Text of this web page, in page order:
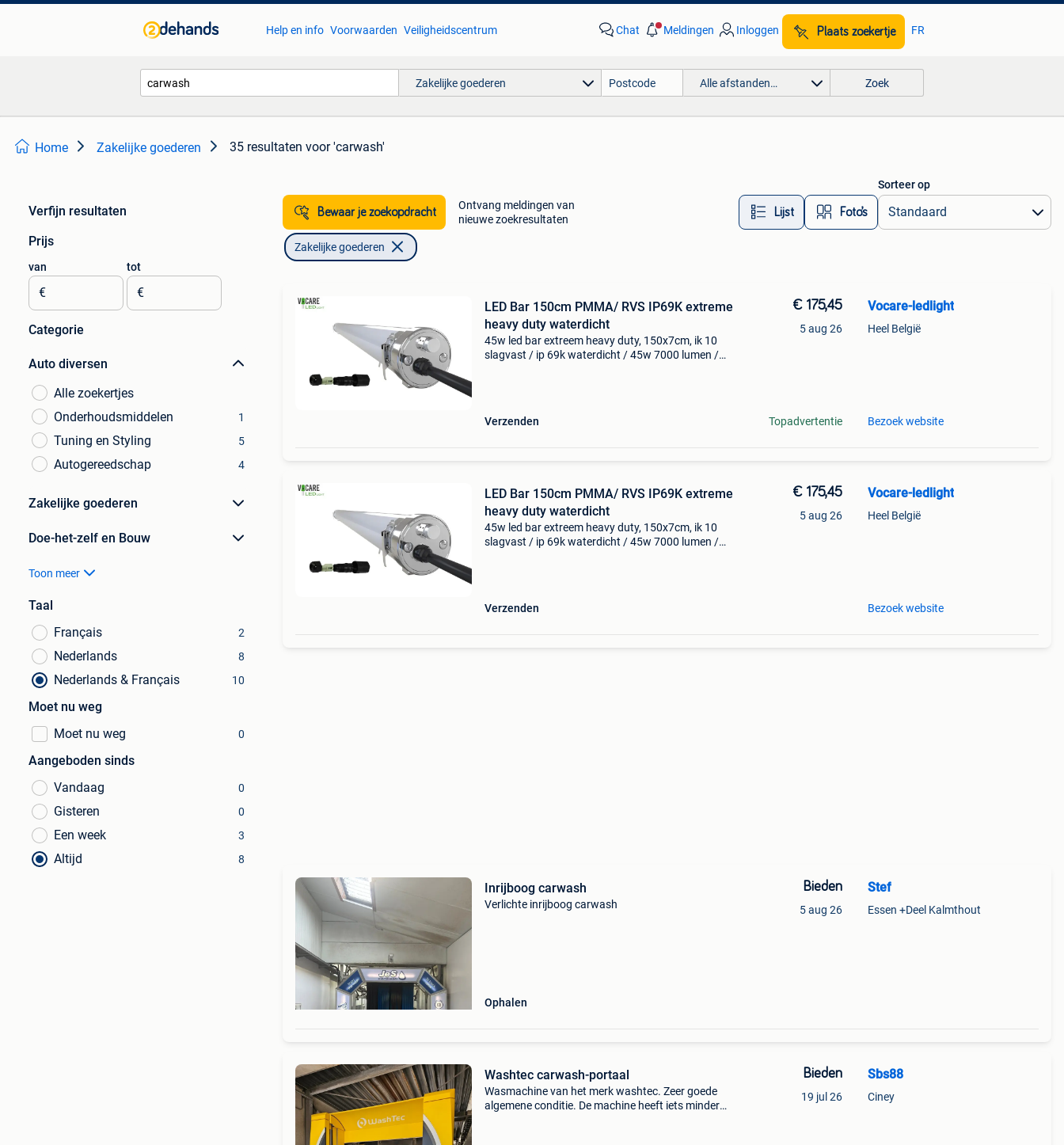
Help en info Voorwaarden Veiligheidscentrum Chat Meldingen Inloggen Plaats zoekertje FR
Zakelijke goederen Alle afstanden… Zoek
Home Zakelijke goederen 35 resultaten voor 'carwash'
Verfijn resultaten
Prijs
van
€
tot
€
Categorie
Auto diversen
Alle zoekertjes
Onderhoudsmiddelen
1
Tuning en Styling 5
Autogereedschap 4
Zakelijke goederen
Doe-het-zelf en Bouw
Toon meer
Taal
Français
2
Nederlands 8
Nederlands & Français 10
Moet nu weg
Moet nu weg
0
Aangeboden sinds
Vandaag
0
Gisteren 0
Een week 3
Altijd 8
Bewaar je zoekopdracht
Ontvang meldingen van
nieuwe zoekresultaten
Lijst Foto’s
Sorteer op
Zakelijke goederen
LED Bar 150cm PMMA/ RVS IP69K extreme
heavy duty waterdicht
45w led bar extreem heavy duty, 150x7cm, ik 10
slagvast / ip 69k waterdicht / 45w 7000 lumen /
Verzenden
€ 175,45
5 aug 26
Topadvertentie
Vocare-ledlight
Heel België
Bezoek website
LED Bar 150cm PMMA/ RVS IP69K extreme
heavy duty waterdicht
45w led bar extreem heavy duty, 150x7cm, ik 10
slagvast / ip 69k waterdicht / 45w 7000 lumen /
Verzenden
€ 175,45
5 aug 26
Vocare-ledlight
Heel België
Bezoek website
Inrijboog carwash
Verlichte inrijboog carwash
Ophalen
Bieden
5 aug 26
Stef
Essen +Deel Kalmthout
Washtec carwash-portaal
Wasmachine van het merk washtec. Zeer goede
algemene conditie. De machine heeft iets minder
Bieden
19 jul 26
Sbs88
Ciney